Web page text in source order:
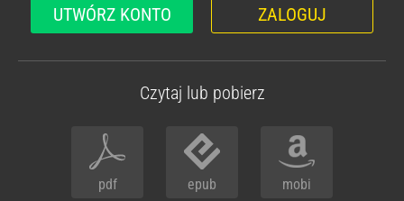
UTWÓRZ KONTO ZALOGUJ
Czytaj lub pobierz
pdf epub mobi